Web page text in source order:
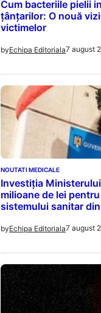
Cum bacteriile pielii
țânțarilor: O nouă
victimelor
byEchipa Editoriala7 august
NOUTATI MEDICALE
Investiția
milioane de lei
sistemului sanitar
byEchipa Editoriala7 august